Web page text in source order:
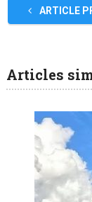
ARTICLE
Articles